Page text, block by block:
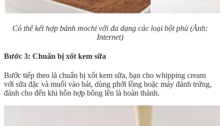
Có thể kết hợp bánh mochi với đa dạng các loại bột phủ (Ảnh:
Internet)
Bước 3: Chuẩn bị xốt kem sữa
Bước tiếp theo là chuẩn bị xốt kem sữa, bạn cho whipping cream
với sữa đặc và muối vào bát, dùng phới lồng hoặc máy đánh trứng,
đánh cho đến khi hỗn hợp bông lên là hoàn thành.